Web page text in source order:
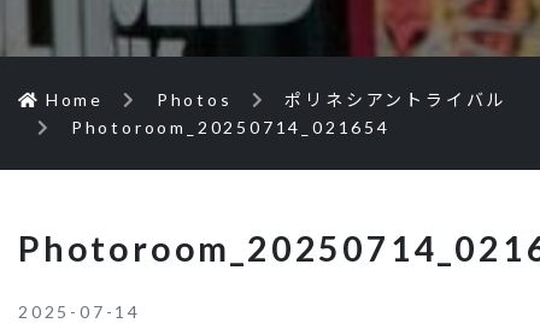
Home Photos
ポリネシアントライバル
Photoroom_20250714_021654
2025-07-14